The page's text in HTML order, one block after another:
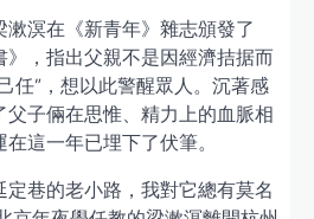
溟在《新青年》雜志頒發了
》，指出父親不是因經濟拮据而
任”，想以此警醒眾人。沉著感
子倆在思惟、精力上的血脈相
這一年已埋下了伏筆。
巷的老小路，我對它總有莫名